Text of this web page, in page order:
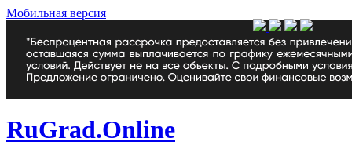
Мобильная версия
RuGrad.Online